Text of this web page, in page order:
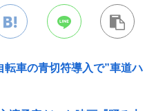
車の青切符導入で”車道ハ